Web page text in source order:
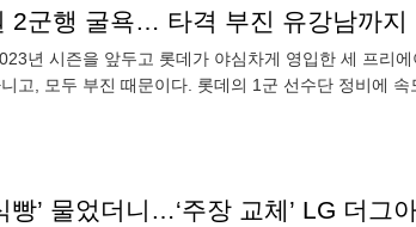
년 시즌을 앞두고 롯데가 야심차게 영입한 세 프리
고, 모두 부진 때문이다. 롯데의 1군 선수단 정비에 속
빵’ 물었더니…‘주장 교체’ LG 더그